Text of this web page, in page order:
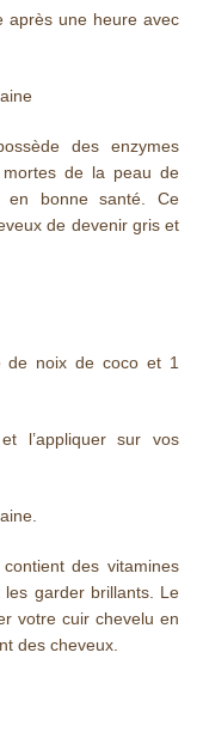
après une heure avec
des enzymes
mortes de la peau de
en bonne santé. Ce
de devenir gris et
de noix de coco et 1
l’appliquer sur vos
des vitamines
garder brillants. Le
votre cuir chevelu en
des cheveux.